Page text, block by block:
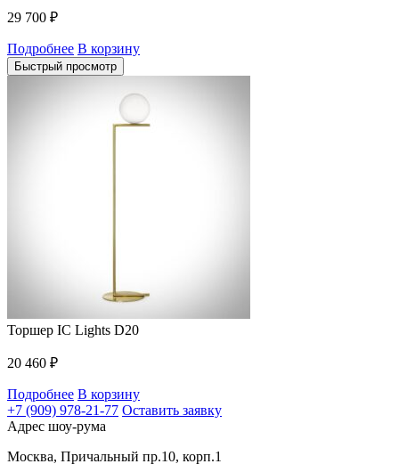
29 700 ₽
Подробнее В корзину
Быстрый просмотр
Торшер IC Lights D20
20 460 ₽
Подробнее В корзину
+7 (909) 978-21-77 Оставить заявку
Адрес шоу-рума
Москва, Причальный пр.10, корп.1